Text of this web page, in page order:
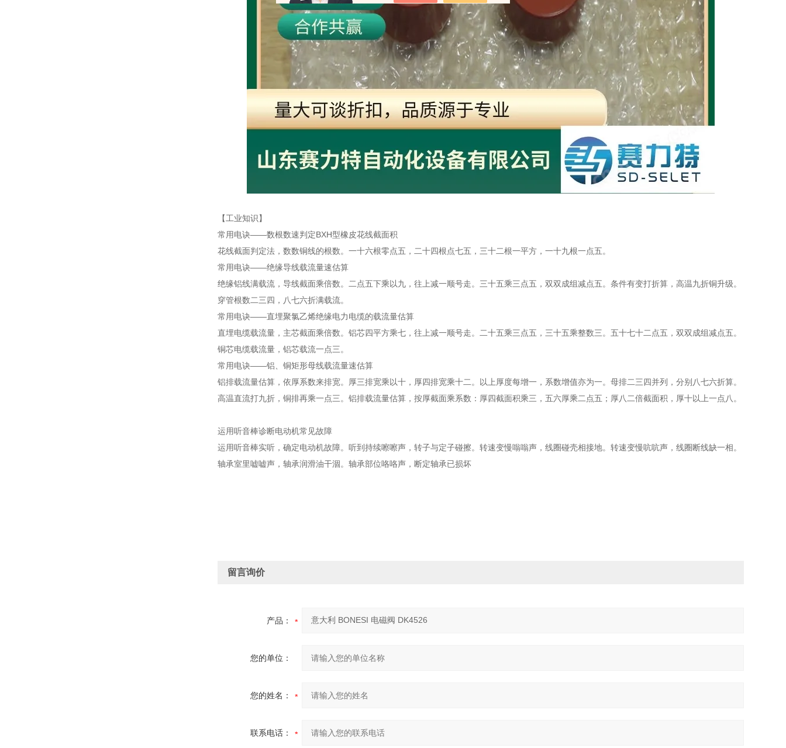
【工业知识】
常用电诀——数根数速判定BXH型橡皮花线截面积
花线截面判定法，数数铜线的根数。一十六根零点五，二十四根点七五，三十二根一平方，一十九根一点五。
常用电诀——绝缘导线载流量速估算
绝缘铝线满载流，导线截面乘倍数。二点五下乘以九，往上减一顺号走。三十五乘三点五，双双成组减点五。条件有变打折算，高温九折铜升级。
穿管根数二三四，八七六折满载流。
常用电诀——直埋聚氯乙烯绝缘电力电缆的载流量估算
直埋电缆载流量，主芯截面乘倍数。铝芯四平方乘七，往上减一顺号走。二十五乘三点五，三十五乘整数三。五十七十二点五，双双成组减点五。
铜芯电缆载流量，铝芯载流一点三。
常用电诀——铝、铜矩形母线载流量速估算
铝排载流量估算，依厚系数来排宽。厚三排宽乘以十，厚四排宽乘十二。以上厚度每增一，系数增值亦为一。母排二三四并列，分别八七六折算。
高温直流打九折，铜排再乘一点三。铝排载流量估算，按厚截面乘系数：厚四截面积乘三，五六厚乘二点五；厚八二倍截面积，厚十以上一点八。
运用听音棒诊断电动机常见故障
运用听音棒实听，确定电动机故障。听到持续嚓嚓声，转子与定子碰擦。转速变慢嗡嗡声，线圈碰壳相接地。转速变慢吭吭声，线圈断线缺一相。
轴承室里嘘嘘声，轴承润滑油干涸。轴承部位咯咯声，断定轴承已损坏
留言询价
产品：
您的单位：
您的姓名：
联系电话：